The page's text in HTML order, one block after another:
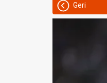
Geri